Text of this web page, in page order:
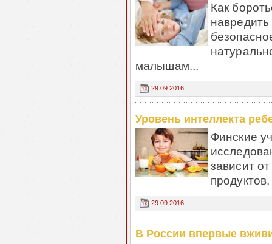
Как
малышам...
29.09.2016
Уровень интеллекта
Финские
зависит
29.09.2016
В России впервые